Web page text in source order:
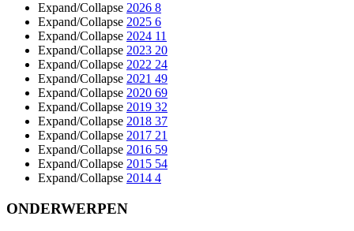
Expand/Collapse 2026 8
Expand/Collapse 2025 6
Expand/Collapse 2024 11
Expand/Collapse 2023 20
Expand/Collapse 2022 24
Expand/Collapse 2021 49
Expand/Collapse 2020 69
Expand/Collapse 2019 32
Expand/Collapse 2018 37
Expand/Collapse 2017 21
Expand/Collapse 2016 59
Expand/Collapse 2015 54
Expand/Collapse 2014 4
ONDERWERPEN